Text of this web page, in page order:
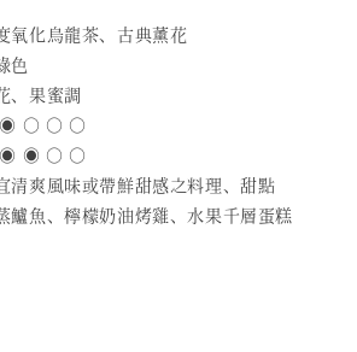
氧化烏龍茶、古典薰花
色
、果蜜調
◉ ○ ○ ○
◉ ◉ ○ ○
清爽風味或帶鮮甜感之料理、甜點
鱸魚、檸檬奶油烤雞、水果千層蛋糕